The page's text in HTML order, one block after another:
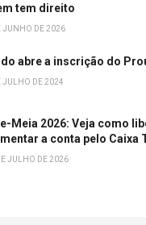
tem direito
JUNHO DE 2026
abre a inscrição do
JULHO DE 2024
Meia 2026: Veja como
a conta pelo Caixa
JULHO DE 2026